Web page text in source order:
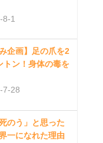
8-1
み企画】足の爪を2
トン！身体の毒を
7-28
死のう」と思った
一になれた理由